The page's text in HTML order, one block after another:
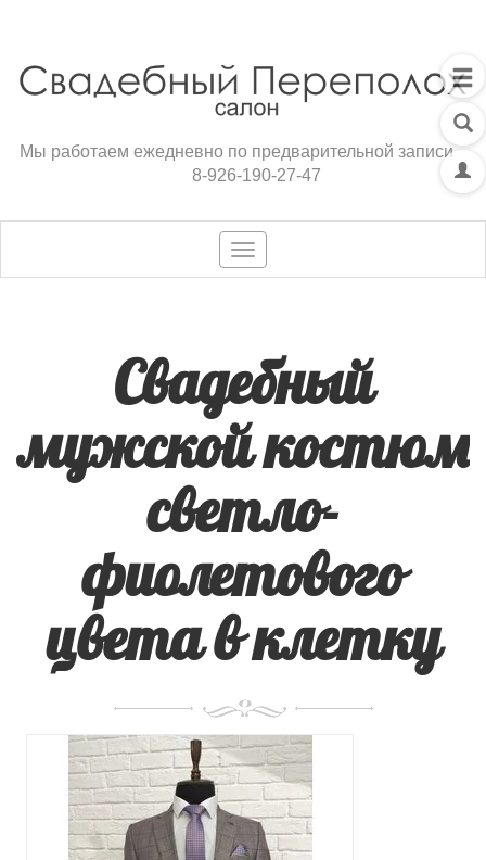
Мы работаем ежедневно по предварительной записи
8-926-190-27-47
Toggle
navigation
Свадебный
мужской костюм
светло-
фиолетового
цвета в клетку